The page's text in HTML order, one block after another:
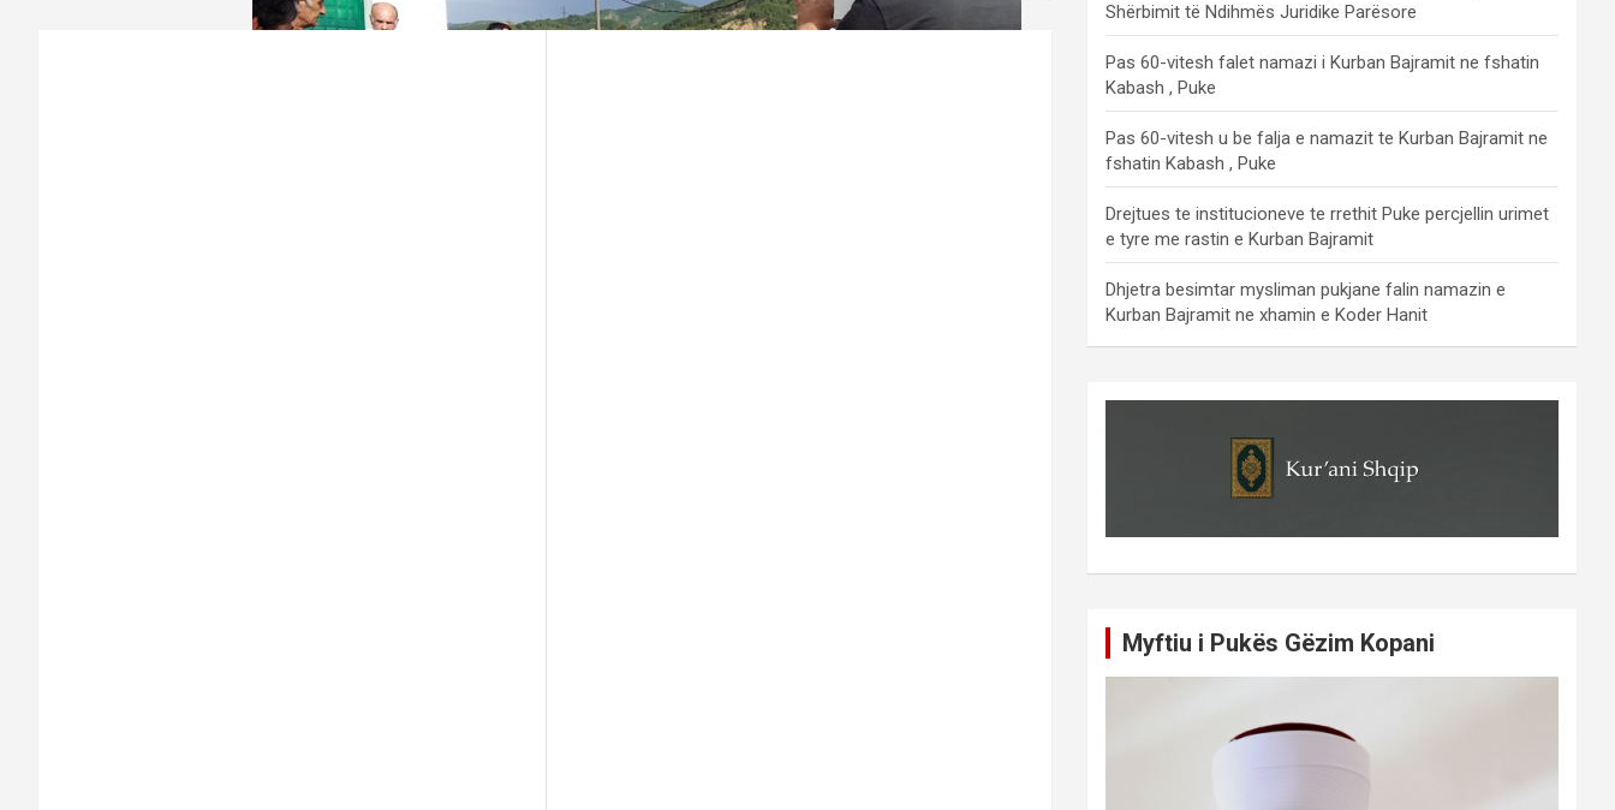
Shërbimit të Ndihmës Juridike Parësore
Pas 60-vitesh falet namazi i Kurban Bajramit ne fshatin
Kabash , Puke
Pas 60-vitesh u be falja e namazit te Kurban Bajramit ne
fshatin Kabash , Puke
Drejtues te institucioneve te rrethit Puke percjellin urimet
e tyre me rastin e Kurban Bajramit
Dhjetra besimtar mysliman pukjane falin namazin e
Kurban Bajramit ne xhamin e Koder Hanit
Myftiu i Pukës Gëzim Kopani